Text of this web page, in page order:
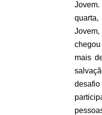
mais